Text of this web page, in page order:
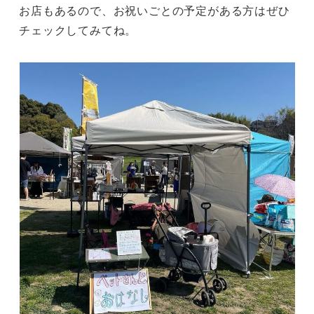
お店もあるので、お祝いごとの予定がある方はぜひ
チェックしてみてね。